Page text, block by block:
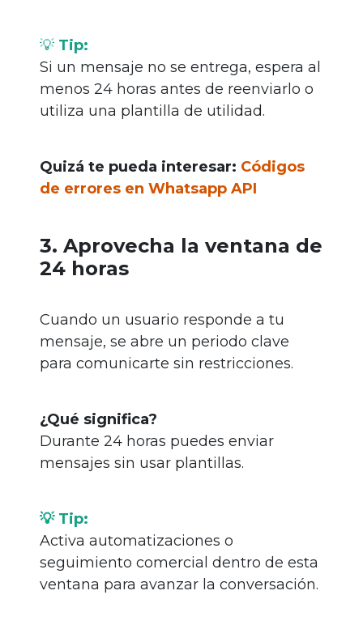
💡 Tip:
Si un mensaje no se entrega, espera al
menos 24 horas antes de reenviarlo o
utiliza una plantilla de utilidad.
Quizá te pueda interesar: Códigos
de errores en Whatsapp API
3. Aprovecha la ventana de
24 horas
Cuando un usuario responde a tu
mensaje, se abre un periodo clave
para comunicarte sin restricciones.
¿Qué significa?
Durante 24 horas puedes enviar
mensajes sin usar plantillas.
💡 Tip:
Activa automatizaciones o
seguimiento comercial dentro de esta
ventana para avanzar la conversación.